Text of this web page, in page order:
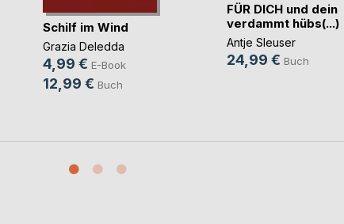
Schilf im Wind
Grazia Deledda
4,99 € E-Book
12,99 € Buch
FÜR DICH und dein
verdammt hübs(...)
Antje Sleuser
24,99 € Buch